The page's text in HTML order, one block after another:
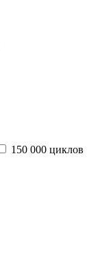
150 000 циклов